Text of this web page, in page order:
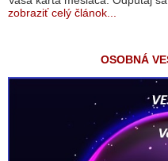
OSOBNÁ
zobraziť celý článok...